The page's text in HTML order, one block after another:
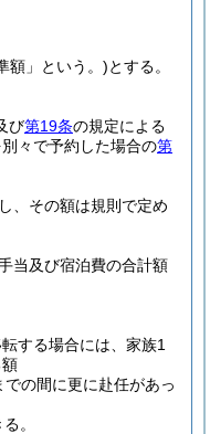
額」という。)とする。
び第19条の規定による
々で予約した場合の第
、その額は規則で定め
当及び宿泊費の合計額
する場合には、家族1
の間に更に赴任があっ
。